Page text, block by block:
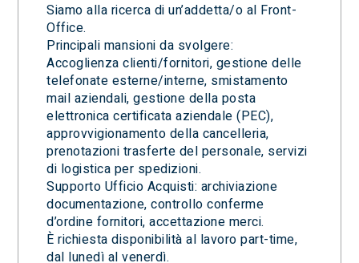
Siamo alla ricerca di un’addetta/o al Front-
Office.
Principali mansioni da svolgere:
Accoglienza clienti/fornitori, gestione delle
telefonate esterne/interne, smistamento
mail aziendali, gestione della posta
elettronica certificata aziendale (PEC),
approvvigionamento della cancelleria,
prenotazioni trasferte del personale, servizi
di logistica per spedizioni.
Supporto Ufficio Acquisti: archiviazione
documentazione, controllo conferme
d’ordine fornitori, accettazione merci.
È richiesta disponibilità al lavoro part-time,
dal lunedì al venerdì.